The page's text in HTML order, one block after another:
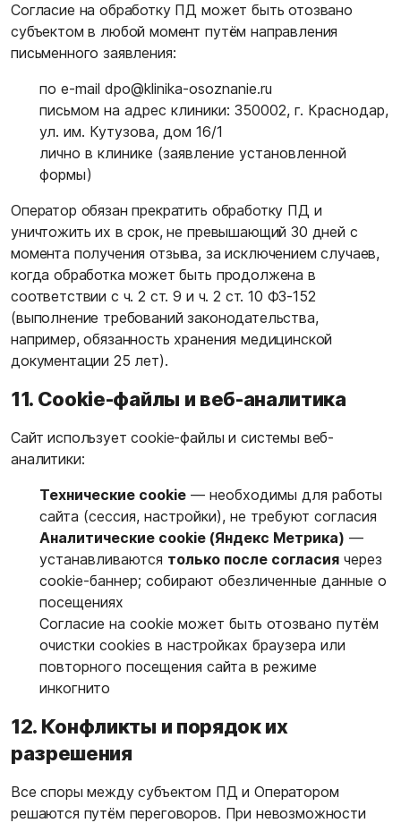
Согласие на обработку ПД может быть отозвано
субъектом в любой момент путём направления
письменного заявления:
по e-mail dpo@klinika-osoznanie.ru
письмом на адрес клиники: 350002, г. Краснодар,
ул. им. Кутузова, дом 16/1
лично в клинике (заявление установленной
формы)
Оператор обязан прекратить обработку ПД и
уничтожить их в срок, не превышающий 30 дней с
момента получения отзыва, за исключением случаев,
когда обработка может быть продолжена в
соответствии с ч. 2 ст. 9 и ч. 2 ст. 10 ФЗ-152
(выполнение требований законодательства,
например, обязанность хранения медицинской
документации 25 лет).
11. Cookie-файлы и веб-аналитика
Сайт использует cookie-файлы и системы веб-
аналитики:
Технические cookie — необходимы для работы
сайта (сессия, настройки), не требуют согласия
Аналитические cookie (Яндекс Метрика) —
устанавливаются только после согласия через
cookie-баннер; собирают обезличенные данные о
посещениях
Согласие на cookie может быть отозвано путём
очистки cookies в настройках браузера или
повторного посещения сайта в режиме
инкогнито
12. Конфликты и порядок их
разрешения
Все споры между субъектом ПД и Оператором
решаются путём переговоров. При невозможности